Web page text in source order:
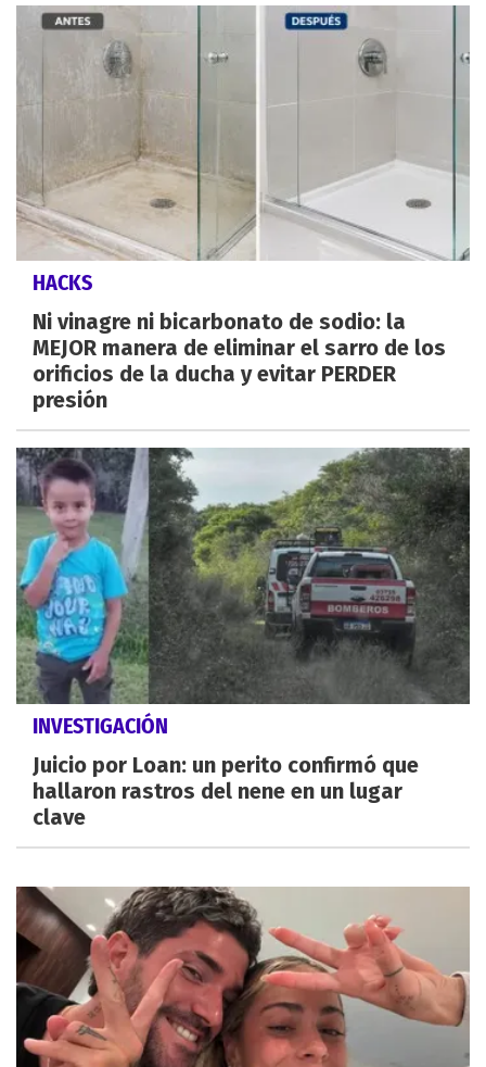
HACKS
Ni vinagre ni bicarbonato de sodio: la
MEJOR manera de eliminar el sarro de los
orificios de la ducha y evitar PERDER
presión
INVESTIGACIÓN
Juicio por Loan: un perito confirmó que
hallaron rastros del nene en un lugar
clave